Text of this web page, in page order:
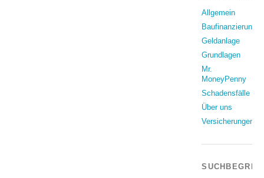
Allgemein
Baufinanzierung
Geldanlage
Grundlagen
Mr.
MoneyPenny
Schadensfälle
Über uns
Versicherungen